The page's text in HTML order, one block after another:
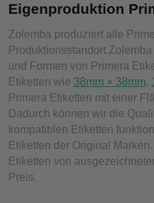
Eigenproduktion
Zolemba produziert alle
und Formen von Primera
Etiketten wie 38mm × 38mm,
Primera Etiketten mit einer
Dadurch können wir die
kompatiblen Etiketten
Etiketten der Original
Etiketten von
Preis.